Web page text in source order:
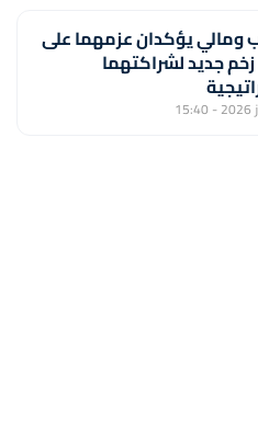
ومالي يؤكدان عزمهما على
جديد لشراكتهما